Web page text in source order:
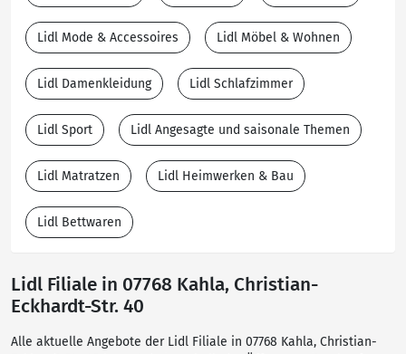
Lidl Mode & Accessoires Lidl Möbel & Wohnen
Lidl Damenkleidung Lidl Schlafzimmer
Lidl Sport Lidl Angesagte und saisonale Themen
Lidl Matratzen Lidl Heimwerken & Bau
Lidl Bettwaren
Lidl Filiale in 07768 Kahla, Christian-
Eckhardt-Str. 40
Alle aktuelle Angebote der Lidl Filiale in 07768 Kahla, Christian-